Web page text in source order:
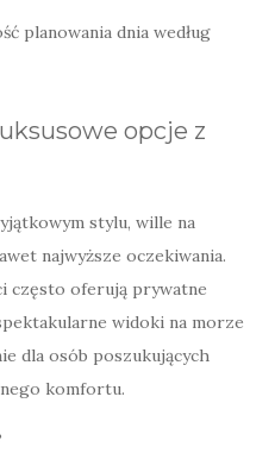
planowania dnia według
opcje z
stylu, wille na
najwyższe oczekiwania.
często oferują prywatne
widoki na morze
dla osób poszukujących
komfortu.